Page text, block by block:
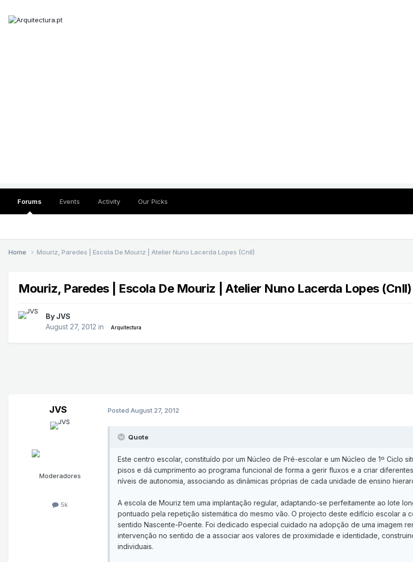
Forums Events Activity Our Picks
Home Mouriz, Paredes | Escola De Mouriz | Atelier Nuno Lacerda Lopes (Cnll)
Mouriz, Paredes | Escola De Mouriz | Atelier Nuno Lacerda Lopes (Cnll)
By JVS
August 27, 2012 in Arquitectura
JVS
Moderadores
5k
Posted August 27, 2012
Quote
Este centro escolar, constituído por um Núcleo de Pré-escolar e um Núcleo de 1º Ciclo
pisos e dá cumprimento ao programa funcional de forma a gerir fluxos e a criar
níveis de autonomia, associando as dinâmicas próprias de cada unidade de ensino
A escola de Mouriz tem uma implantação regular, adaptando-se perfeitamente ao lote
pontuado pela repetição sistemática do mesmo vão. O projecto deste edifício escolar a
sentido Nascente-Poente. Foi dedicado especial cuidado na adopção de uma imagem
intervenção no sentido de a associar aos valores de proximidade e identidade,
individuais.